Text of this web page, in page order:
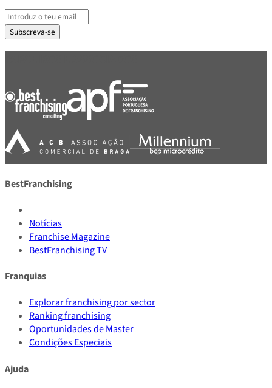
Subscreva-se
BestFranchising
Notícias
Franchise Magazine
BestFranchising TV
Franquias
Explorar franchising por sector
Ranking franchising
Oportunidades de Master
Condições Especiais
Ajuda